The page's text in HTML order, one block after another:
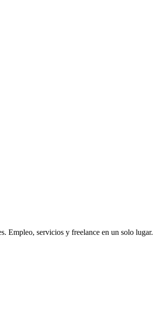
Empleo, servicios y freelance en un solo lugar.